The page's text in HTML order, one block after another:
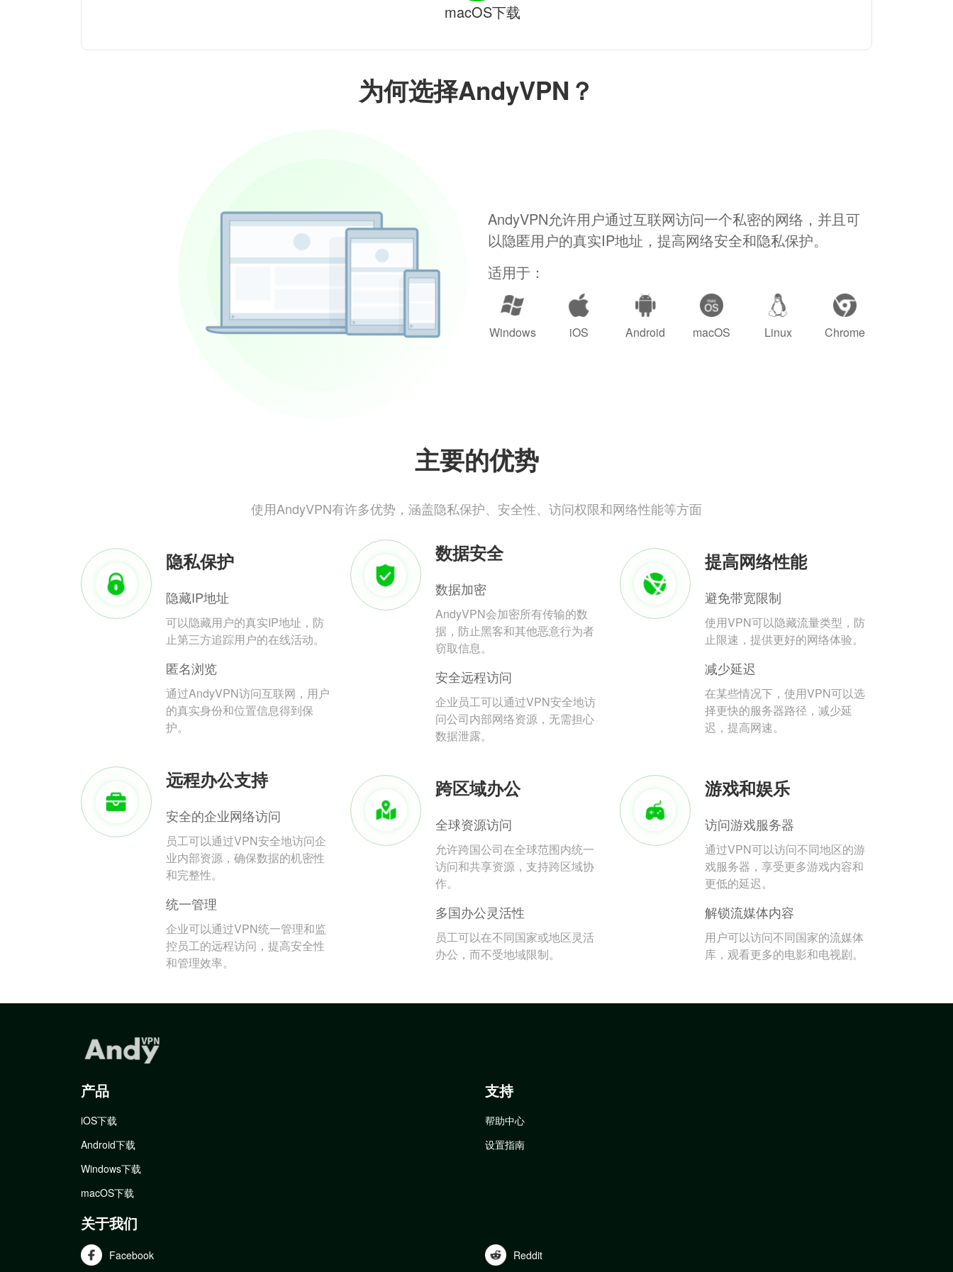
为何选择AndyVPN？
AndyVPN允许用户通过互联网访问一个私密的网络，并且可
以隐匿用户的真实IP地址，提高网络安全和隐私保护。
适用于：
Windows iOS Android macOS Linux Chrome
主要的优势
使用AndyVPN有许多优势，涵盖隐私保护、安全性、访问权限和网络性能等方面
隐私保护
隐藏IP地址
可以隐藏用户的真实IP地址，防
止第三方追踪用户的在线活动。
匿名浏览
通过AndyVPN访问互联网，用户
的真实身份和位置信息得到保
护。
数据安全
数据加密
AndyVPN会加密所有传输的数
据，防止黑客和其他恶意行为者
窃取信息。
安全远程访问
企业员工可以通过VPN安全地访
问公司内部网络资源，无需担心
数据泄露。
提高网络性能
避免带宽限制
使用VPN可以隐藏流量类型，防
止限速，提供更好的网络体验。
减少延迟
在某些情况下，使用VPN可以选
择更快的服务器路径，减少延
迟，提高网速。
远程办公支持
安全的企业网络访问
员工可以通过VPN安全地访问企
业内部资源，确保数据的机密性
和完整性。
统一管理
企业可以通过VPN统一管理和监
控员工的远程访问，提高安全性
和管理效率。
跨区域办公
全球资源访问
允许跨国公司在全球范围内统一
访问和共享资源，支持跨区域协
作。
多国办公灵活性
员工可以在不同国家或地区灵活
办公，而不受地域限制。
游戏和娱乐
访问游戏服务器
通过VPN可以访问不同地区的游
戏服务器，享受更多游戏内容和
更低的延迟。
解锁流媒体内容
用户可以访问不同国家的流媒体
库，观看更多的电影和电视剧。
macOS下载
产品
iOS下载
Android下载
Windows下载
macOS下载
支持
帮助中心
设置指南
关于我们
Facebook Reddit